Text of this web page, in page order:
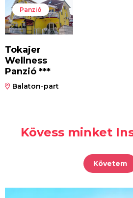
Panzió
Tokajer
Wellness
Panzió ***
Balaton-part
Kövess minket
Követem